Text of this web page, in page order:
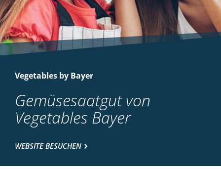
Vegetables by Bayer
Gemüsesaatgut von
Vegetables Bayer
WEBSITE BESUCHEN